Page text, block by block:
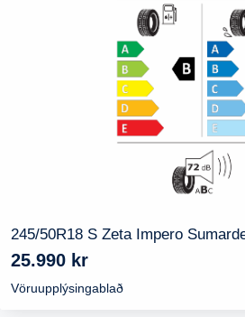
245/50R18 S Zeta Impero
25.990 kr
Vöruupplýsingablað